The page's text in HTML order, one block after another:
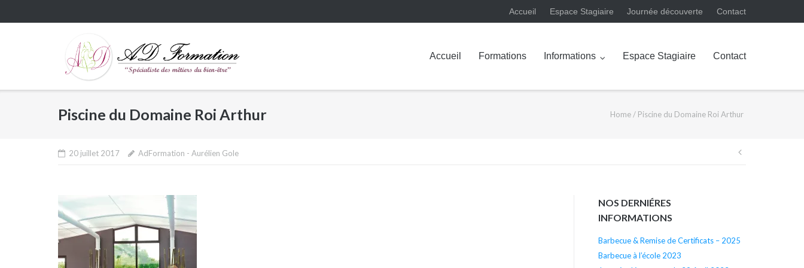
to
Accueil Espace Stagiaire Journée découverte Contact
Accueil Formations Informations Espace Stagiaire Contact
Piscine du Domaine Roi Arthur Home / Piscine du Domaine Roi Arthur
20 juillet 2017 AdFormation - Aurélien Gole
Navigation
NOS DERNIÉRES
INFORMATIONS
Barbecue & Remise de Certificats – 2025
Barbecue à l’école 2023